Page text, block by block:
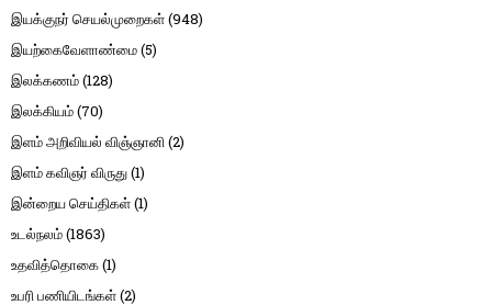
இயக்குநர் செயல்முறைகள்(948)
இயற்கைவேளாண்மை(5)
இலக்கணம்(128)
இலக்கியம்(70)
இளம் அறிவியல் விஞ்ஞானி(2)
இளம் கவிஞர் விருது(1)
இன்றைய செய்திகள்(1)
உடல்நலம்(1863)
உதவித்தொகை(1)
உபரி பணியிடங்கள்(2)